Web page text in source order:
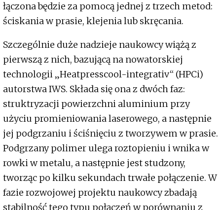
łączona będzie za pomocą jednej z trzech metod:
ściskania w prasie, klejenia lub skręcania.
Szczególnie duże nadzieje naukowcy wiążą z
pierwszą z nich, bazującą na nowatorskiej
technologii „Heatpresscool-integrativ“ (HPCi)
autorstwa IWS. Składa się ona z dwóch faz:
struktryzacji powierzchni aluminium przy
użyciu promieniowania laserowego, a następnie
jej podgrzaniu i ściśnięciu z tworzywem w prasie.
Podgrzany polimer ulega roztopieniu i wnika w
rowki w metalu, a następnie jest studzony,
tworząc po kilku sekundach trwałe połączenie. W
fazie rozwojowej projektu naukowcy zbadają
stabilność tego typu połączeń w porównaniu z